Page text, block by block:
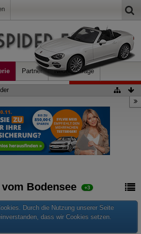
Partner Neue Beiträge
Bodensee +3
Durch die Nutzung unserer Seite
dass wir Cookies setzen.